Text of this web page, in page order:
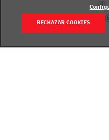
RECHAZAR COOKIES